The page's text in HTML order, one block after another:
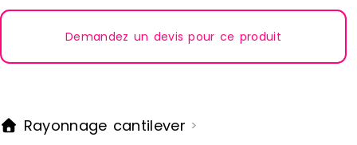
Demandez un devis pour ce produit
Rayonnage cantilever >